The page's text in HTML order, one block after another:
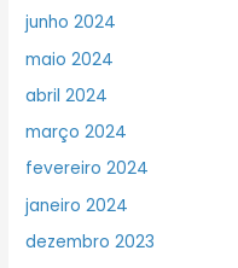
junho 2024
maio 2024
abril 2024
março 2024
fevereiro 2024
janeiro 2024
dezembro 2023